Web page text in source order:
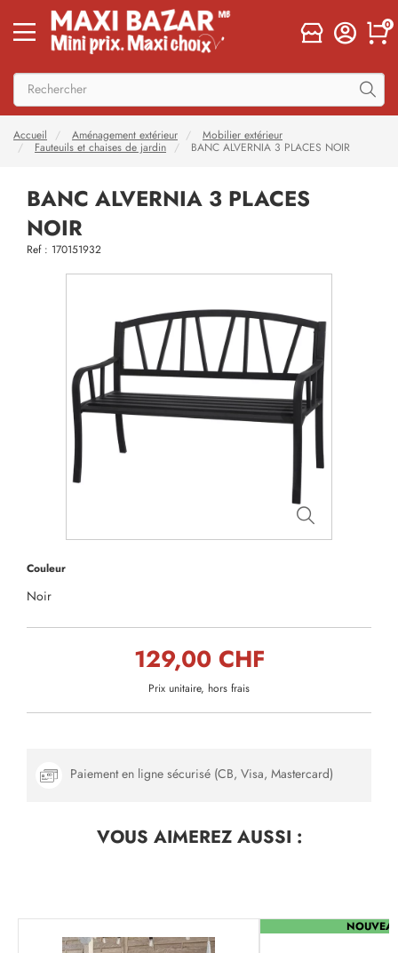
0
Accueil Aménagement extérieur
Mobilier extérieur
Fauteuils et chaises de jardin
BANC ALVERNIA 3 PLACES NOIR
BANC ALVERNIA 3 PLACES
NOIR
Ref : 170151932
Couleur
Noir
129,00 CHF
Prix unitaire, hors frais
Paiement en ligne sécurisé (CB, Visa, Mastercard)
VOUS AIMEREZAUSSI :